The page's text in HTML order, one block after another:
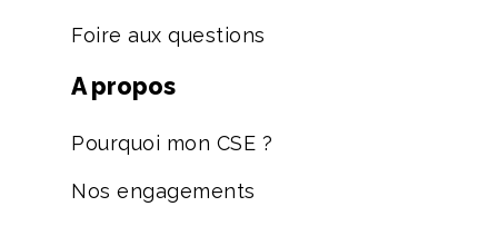
Foire aux questions
A propos
Pourquoi mon CSE ?
Nos engagements